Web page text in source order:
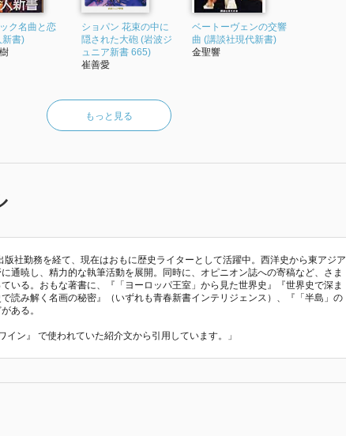
ク名曲と恋
新書)
ショパン 花束の中に
隠された大砲 (岩波ジ
ュニア新書 665)
崔善愛
ベートーヴェンの交響
曲 (講談社現代新書)
金聖響
もっと見る
社勤務を経て、現在はおもに歴史ライターとして活躍中。西洋史から東アジア
通暁し、精力的な執筆活動を展開。同時に、オピニオン誌への寄稿など、さま
いる。おもな著書に、『「ヨーロッパ王室」から見た世界史』『世界史で深ま
読み解く名画の秘密』（いずれも青春新書インテリジェンス）、『「半島」の
ある。
イン』 で使われていた紹介文から引用しています。」